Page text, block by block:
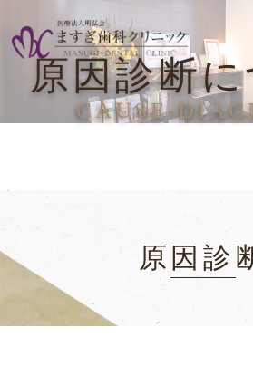
原因診断
CAUSE-
原因診